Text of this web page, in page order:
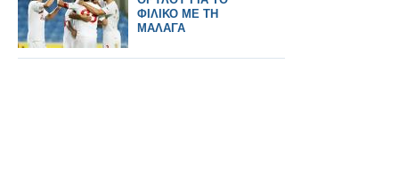
ΦΙΛΙΚΟ ΜΕ ΤΗ
ΜΑΛΑΓΑ